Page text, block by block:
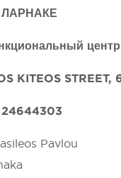
KITEOS
24644303
Pavlou